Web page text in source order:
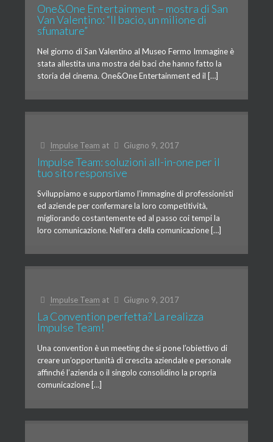
One&One Entertainment – mostra di San
Van Valentino: “Il bacio, un milione di
sfumature”
Nel giorno di San Valentino al Museo Fermo Immagine è
stata allestita una mostra dei baci che hanno fatto la
storia del cinema. One&One Entertainment ed il […]
Impulse Team at Giugno 9, 2017
Impulse Team: soluzioni all-in-one per il
tuo sito responsive
Sviluppiamo e supportiamo l’immagine di professionisti
ed aziende per confermare la loro competitività,
migliorando costantemente ed al passo coi tempi la
loro comunicazione. Nell’era della comunicazione […]
Impulse Team at Giugno 9, 2017
La Convention perfetta? La realizza
Impulse Team!
Una convention è un meeting che si pone l’obiettivo di
creare un’opportunità di crescita aziendale e personale
affinché l’azienda o il singolo consolidino la propria
comunicazione […]